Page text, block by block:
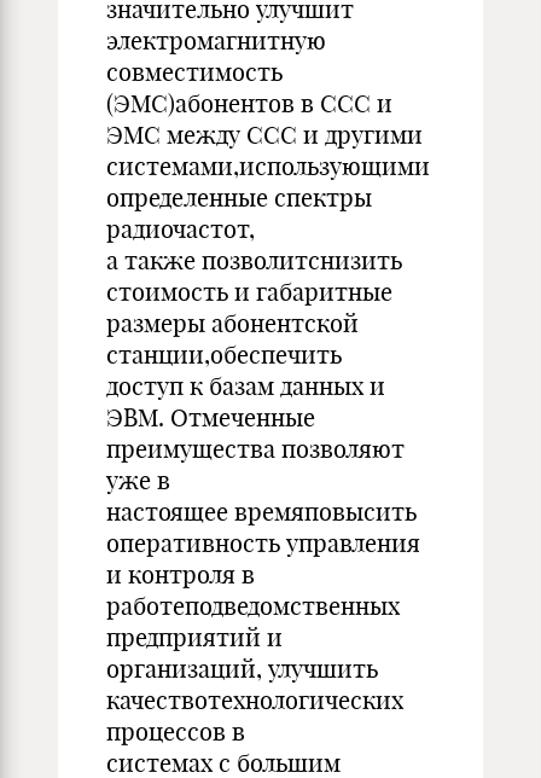
значительно улучшит
электромагнитную
совместимость
(ЭМС)абонентов в ССС и
ЭМС между ССС и другими
системами,использующими
определенные спектры
радиочастот,
а также позволитснизить
стоимость и габаритные
размеры абонентской
станции,обеспечить
доступ к базам данных и
ЭВМ. Отмеченные
преимущества позволяют
уже в
настоящее времяповысить
оперативность управления
и контроля в
работеподведомственных
предприятий и
организаций, улучшить
качествотехнологических
процессов в
системах с большим